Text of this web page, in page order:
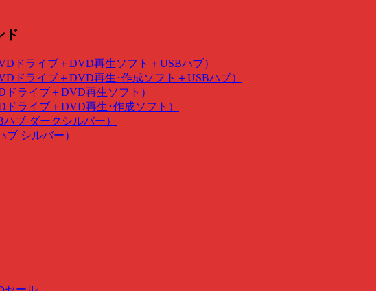
ド
ドライブ＋DVD再生ソフト＋USBハブ）
ドライブ＋DVD再生･作成ソフト＋USBハブ）
ドライブ＋DVD再生ソフト）
ドライブ＋DVD再生･作成ソフト）
ブ ダークシルバー）
ブ シルバー）